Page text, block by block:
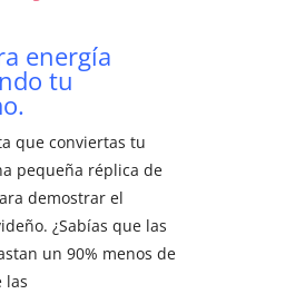
energía
tu
que conviertas tu
pequeña réplica de
demostrar el
¿Sabías que las
un 90% menos de
las